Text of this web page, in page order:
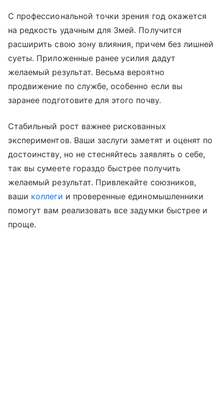
С профессиональной точки зрения год окажется
на редкость удачным для Змей. Получится
расширить свою зону влияния, причем без лишней
суеты. Приложенные ранее усилия дадут
желаемый результат. Весьма вероятно
продвижение по службе, особенно если вы
заранее подготовите для этого почву.
Стабильный рост важнее рискованных
экспериментов. Ваши заслуги заметят и оценят по
достоинству, но не стесняйтесь заявлять о себе,
так вы сумеете гораздо быстрее получить
желаемый результат. Привлекайте союзников,
ваши коллеги и проверенные единомышленники
помогут вам реализовать все задумки быстрее и
проще.